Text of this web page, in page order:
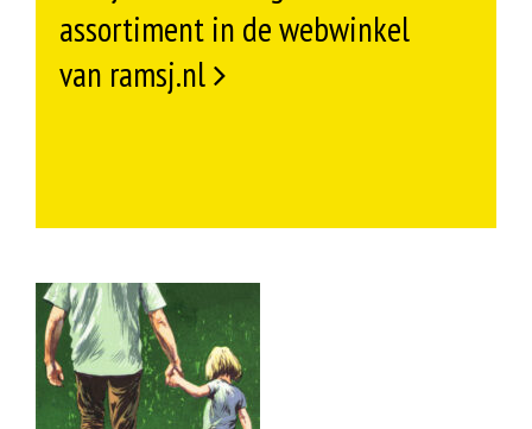
assortiment in de webwinkel
van ramsj.nl